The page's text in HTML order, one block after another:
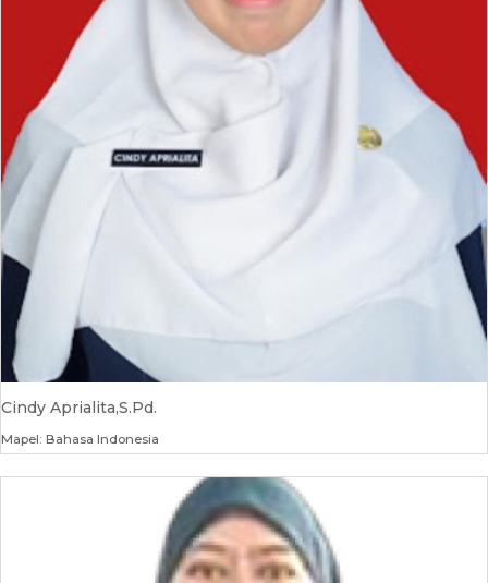
Cindy Aprialita,S.Pd.
Mapel: Bahasa Indonesia